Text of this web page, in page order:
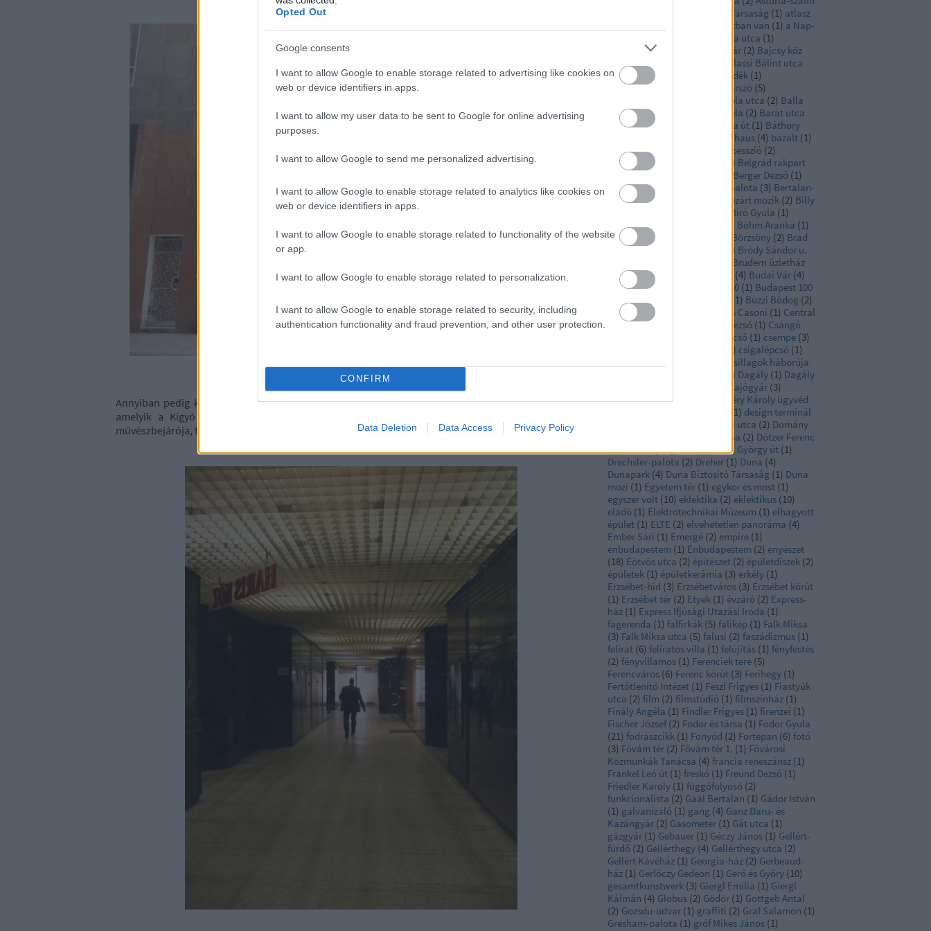
Opted Out
Google consents
I want to allow Google to enable storage related to advertising like cookies on
web or device identifiers in apps.
I want to allow my user data to be sent to Google for online advertising
purposes.
I want to allow Google to send me personalized advertising.
I want to allow Google to enable storage related to analytics like cookies on
web or device identifiers in apps.
I want to allow Google to enable storage related to functionality of the website
or app.
I want to allow Google to enable storage related to personalization.
I want to allow Google to enable storage related to security, including
authentication functionality and fraud prevention, and other user protection.
CONFIRM
Data Deletion Data Access Privacy Policy
Annyiban pedig kijavítanám magamat, hogy a mai terepszemlémen felfedeztem egy utazási irodát,
amelyik a Kígyó udvarban még nyitva tart, és a Katona József Színháznak is innét nyílik a
művészbejárója, tehát ők is biztos átjáró közönség.
Atlantica Tengerhajózási Társaság (1) atlasz
A gyilkos a házban van (1) a Nap-
Baba utca (1)
Badacsonytomaj
Bagolyvár (2) Bajcsy köz
Bajcsy Zsilinszky Út
Balassi Bálint utca
(1 Balaton Balaton-felvidék (1)
Balatonboglár
Balatonszárszó (5)
Balázs Béla utca (2) Balla
Henrik(1)barakk Barát Béla (2) Barát utca
Baross utca Bartók Béla út (1) Báthory
bauhaus (4) bazalt (1)
Bazilika(1 bécsi szecesszió (2)
Békásmegyer
) Belgrád rakpart
Belváros Berger Dezső (1)
bérház(13) bérpalota (3) Bertalan-
udvar(1)Bethlen udvar bezárt mozik (2) Billy
Bíró Gyula (1)
Blaha Lujza tér
Böhm Aranka (1)
bontás
) Börzsöny (2) Brad
(1)Brauch hentesüzlet ) Bródy Sándor u.
Brudern üzletház
Bruno Baptistelli (4) Budai Vár (4)
Budapest100
Budapest150 (1) Budapest 100
BÚÉK( (1) Buzzi Bódog (2)
Callmeyer Ferenc
Casoni & Casoni (1) Central
Park(1)Citadella Csaba Rezső (1) Csángó
cselédlépcső (1) csempe (3)
) csigalépcső (1)
Csillagok háborúja
) Dagály (1) Dagály
Danubius Hajógyár (3)
Degenfeld(1)Delej utca
Déry Károly ügyvéd
1) design terminál
Dohány utca (2) Domány
Domonyi Brüll Miksa (2) Dötzer Ferenc
(1)Dózsa György tér(2)Dózsa György út (1)
Drechsler-palota (2) Dreher (1) Duna (4)
Dunapark (4) Duna Biztosító Társaság (1) Duna
mozi (1) Egyetem tér (1) egykor és most (1)
egyszer volt (10) eklektika (2) eklektikus (10)
eladó (1) Elektrotechnikai Múzeum (1) elhagyott
épület (1) ELTE (2) elvehetetlen panoráma (4)
Ember Sári (1) Emergé (2) empire (1)
enbudapestem (1) Énbudapestem (2) enyészet
(18) Eötvös utca (2) építészet (2) épületdíszek (2)
épületek (1) épületkerámia (3) erkély (1)
Erzsébet-híd (3) Erzsébetváros (3) Erzsébet körút
(1) Erzsébet tér (2) Etyek (1) évzáró (2) Express-
ház (1) Express Ifjúsági Utazási Iroda (1)
fagerenda (1) falfirkák (5) falikép (1) Falk Miksa
(3) Falk Miksa utca (5) falusi (2) faszádizmus (1)
felirat (6) feliratos villa (1) felújítás (1) fényfestés
(2) fényvillamos (1) Ferenciek tere (5)
Ferencváros (6) Ferenc körút (3) Ferihegy (1)
Fertőtlenítő Intézet (1) Feszl Frigyes (1) Fiastyúk
utca (2) film (2) filmstúdió (1) filmszínház (1)
Finály Angéla (1) Findler Frigyes (1) firenzei (1)
Fischer József (2) Fodor és társa (1) Fodor Gyula
(21) fodrászcikk (1) Fonyód (2) Fortepan (6) fotó
(3) Fővám tér (2) Fővám tér 1. (1) Fővárosi
Közmunkák Tanácsa (4) francia reneszánsz (1)
Frankel Leó út (1) freskó (1) Freund Dezső (1)
Friedler Karoly (1) függőfolyosó (2)
funkcionalista (2) Gaál Bertalan (1) Gádor István
(1) galvanizáló (1) gang (4) Ganz Daru- és
Kazángyár (2) Gasometer (1) Gát utca (1)
gázgyár (1) Gebauer (1) Géczy János (1) Gellért-
fürdő (2) Gellérthegy (4) Gellérthegy utca (2)
Gellért Kávéház (1) Georgia-ház (2) Gerbeaud-
ház (1) Gerlóczy Gedeon (1) Gerő és Győry (10)
gesamtkunstwerk (3) Giergl Emília (1) Giergl
Kálmán (4) Globus (2) Gödör (1) Gottgeb Antal
(2) Gozsdu-udvar (1) graffiti (2) Graf Salamon (1)
Gresham-palota (1) gróf Mikes János (1)